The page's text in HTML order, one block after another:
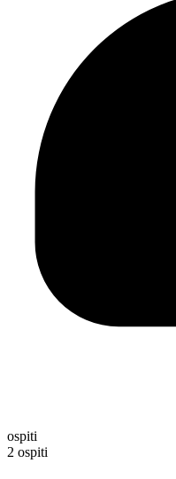
ospiti
2 ospiti